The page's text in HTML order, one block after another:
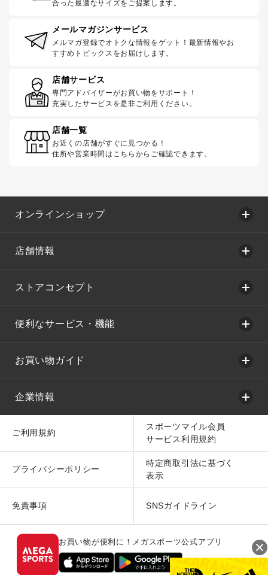
合った最適なサイズをご提案します。
メールマガジンサービス
メルマガ登録でオトクな情報をゲット！最新情報やお
すすめトピックスをお届けします。
店舗サービス
専門アドバイザーがお買い物をサポート！
充実したサービスを是非ご利用ください。
店舗一覧
お近くの店舗がすぐに見つかる！
住所や営業時間はこちらからご確認できます。
オンラインショップ
店舗情報
ストアコンセプト
便利なサービス・機能
お買い物ガイド
企業情報
ご利用規約
スポーツマイル会員
サービス利用規約
プライバシーポリシー
特定商取引法に基づく
表示
免責事項 SNSガイドライン
お買い物が便利に！メガスポーツ公式アプリ